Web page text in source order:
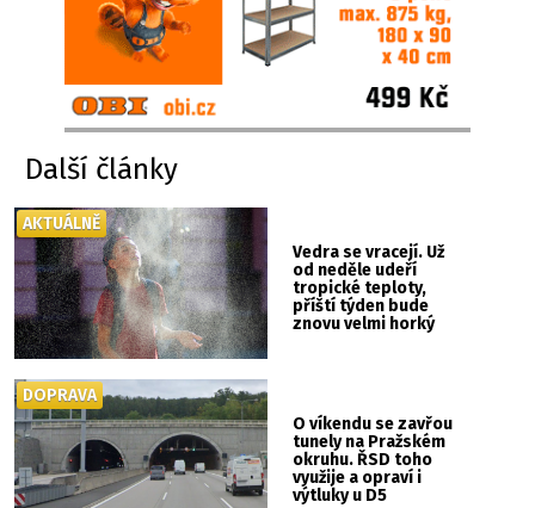
Další články
Vedra se vracejí. Už
od neděle udeří
tropické teploty,
příští týden bude
znovu velmi horký
AKTUÁLNĚ
O víkendu se zavřou
tunely na Pražském
okruhu. ŘSD toho
využije a opraví i
výtluky u D5
DOPRAVA